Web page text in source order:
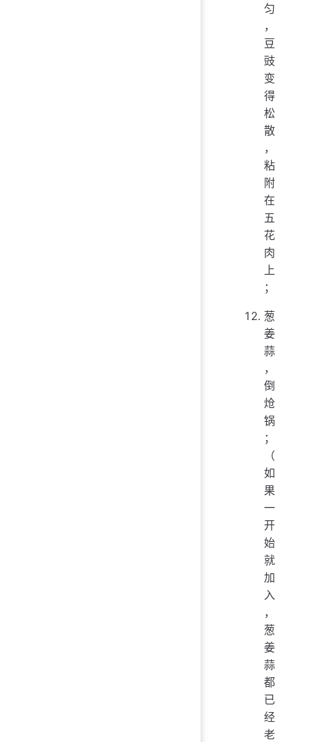
匀
，
豆
豉
变
得
松
散
，
粘
附
在
五
花
肉
上
；
葱
姜
蒜
，
倒
炝
锅
；
（
如
果
一
开
始
就
加
入
，
葱
姜
蒜
都
已
经
老